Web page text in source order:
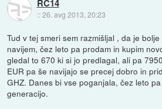
RC14
::26. avg 2013, 20:23
Tud v tej smeri sem razmišljal , da je
navijem, čez leto pa prodam in kupim
gledal to 670 ki si jo predlagal, ali pa
EUR pa še navijajo se precej dobro in
GHZ. Danes bi vse poganjala, čez leto
generacijo.